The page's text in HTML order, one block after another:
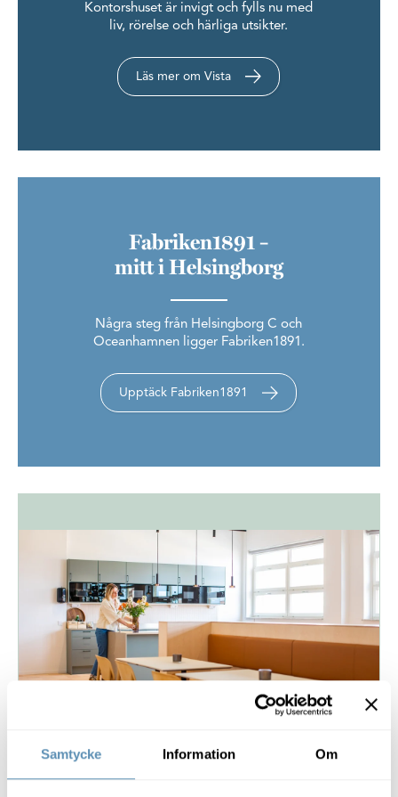
Samtycke Information Om
Kontorshuset är invigt och fylls nu med
liv, rörelse och härliga utsikter.
Läs mer om Vista
Fabriken1891 –
mitt i Helsingborg
Några steg från Helsingborg C och
Oceanhamnen ligger Fabriken1891.
Upptäck Fabriken1891